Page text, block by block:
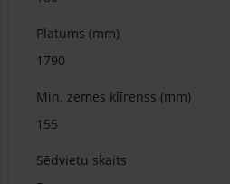
Platums (mm)
1790
Min. zemes klīrenss (mm)
155
Sēdvietu skaits